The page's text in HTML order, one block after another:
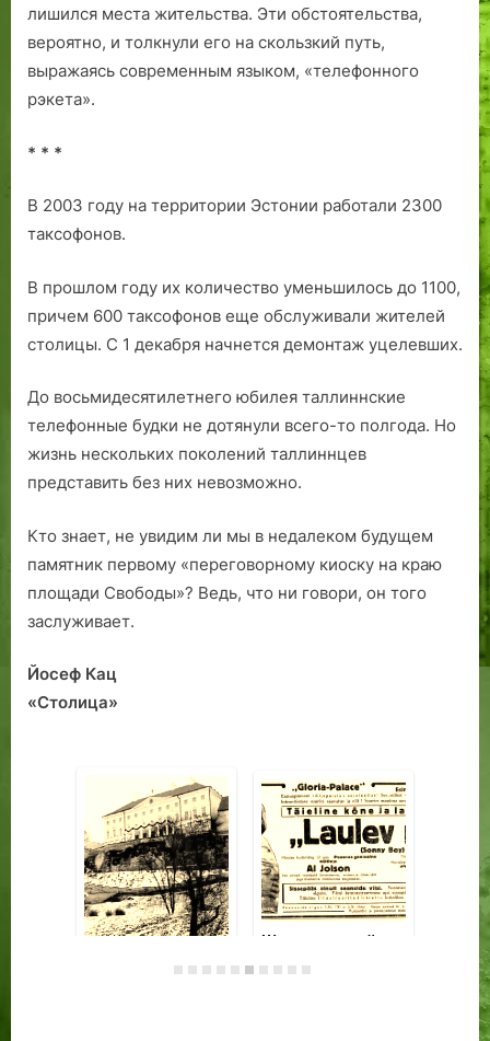
лишился места жительства. Эти обстоятельства,
вероятно, и толкнули его на скользкий путь,
выражаясь современным языком, «телефонного
рэкета».
* * *
В 2003 году на территории Эстонии работали 2300
таксофонов.
В прошлом году их количество уменьшилось до 1100,
причем 600 таксофонов еще обслуживали жителей
столицы. С 1 декабря начнется демонтаж уцелевших.
До восьмидесятилетнего юбилея таллиннские
телефонные будки не дотянули всего-то полгода. Но
жизнь нескольких поколений таллиннцев
представить без них невозможно.
Кто знает, не увидим ли мы в недалеком будущем
памятник первому «переговорному киоску на краю
площади Свободы»? Ведь, что ни говори, он того
заслуживает.
Йосеф Кац
«Столица»
Шахиншах в
Диалог с
литератором,
Йосефом Кацем